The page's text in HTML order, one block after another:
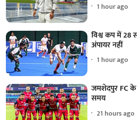
1 hour ago
विश्व कप में 28
अंपायर नहीं
1 hour ago
जमशेदपुर FC
समय
21 hours ago